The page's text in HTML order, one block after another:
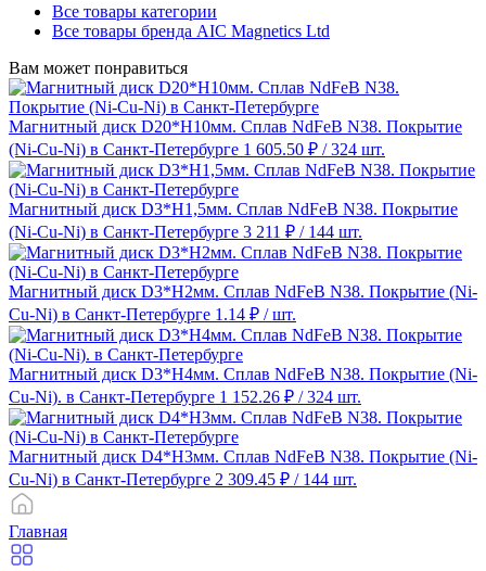
Все товары категории
Все товары бренда AIC Magnetics Ltd
Вам может понравиться
Магнитный диск D20*H10мм. Сплав NdFeB N38. Покрытие
(Ni-Cu-Ni) в Санкт-Петербурге 1 605.50 ₽ / 324 шт.
Магнитный диск D3*H1,5мм. Сплав NdFeB N38. Покрытие
(Ni-Cu-Ni) в Санкт-Петербурге 3 211 ₽ / 144 шт.
Магнитный диск D3*H2мм. Сплав NdFeB N38. Покрытие (Ni-
Cu-Ni) в Санкт-Петербурге 1.14 ₽ / шт.
Магнитный диск D3*H4мм. Сплав NdFeB N38. Покрытие (Ni-
Cu-Ni). в Санкт-Петербурге 1 152.26 ₽ / 324 шт.
Магнитный диск D4*H3мм. Сплав NdFeB N38. Покрытие (Ni-
Cu-Ni) в Санкт-Петербурге 2 309.45 ₽ / 144 шт.
Главная